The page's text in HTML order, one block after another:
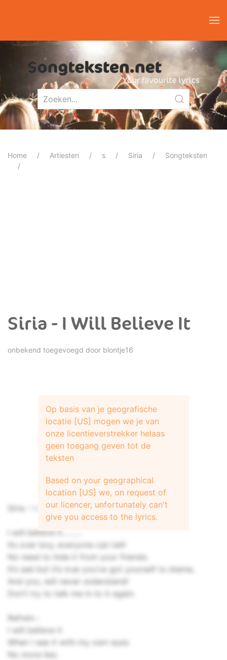
Home Artiesten s Siria Songteksten
Siria - I Will Believe It
onbekend toegevoegd door blontje16
Siria – I will believe it
I will believe it………
Its over boy, everyone can tell!
No need to hide it from your friends.
It’s sad but it’s true you’ve got yourself to blame,
And you, will never understand!
Don’t try to talk me in to it again.
Refrein :
I will believe it
When I see it with my own eyes
No more lies.
Op basis van je geografische
locatie [US] mogen we je van
onze licentieverstrekker helaas
geen toegang geven tot de
teksten
Based on your geographical
location [US] we, on request of
our licencer, unfortunately can't
give you access to the lyrics.